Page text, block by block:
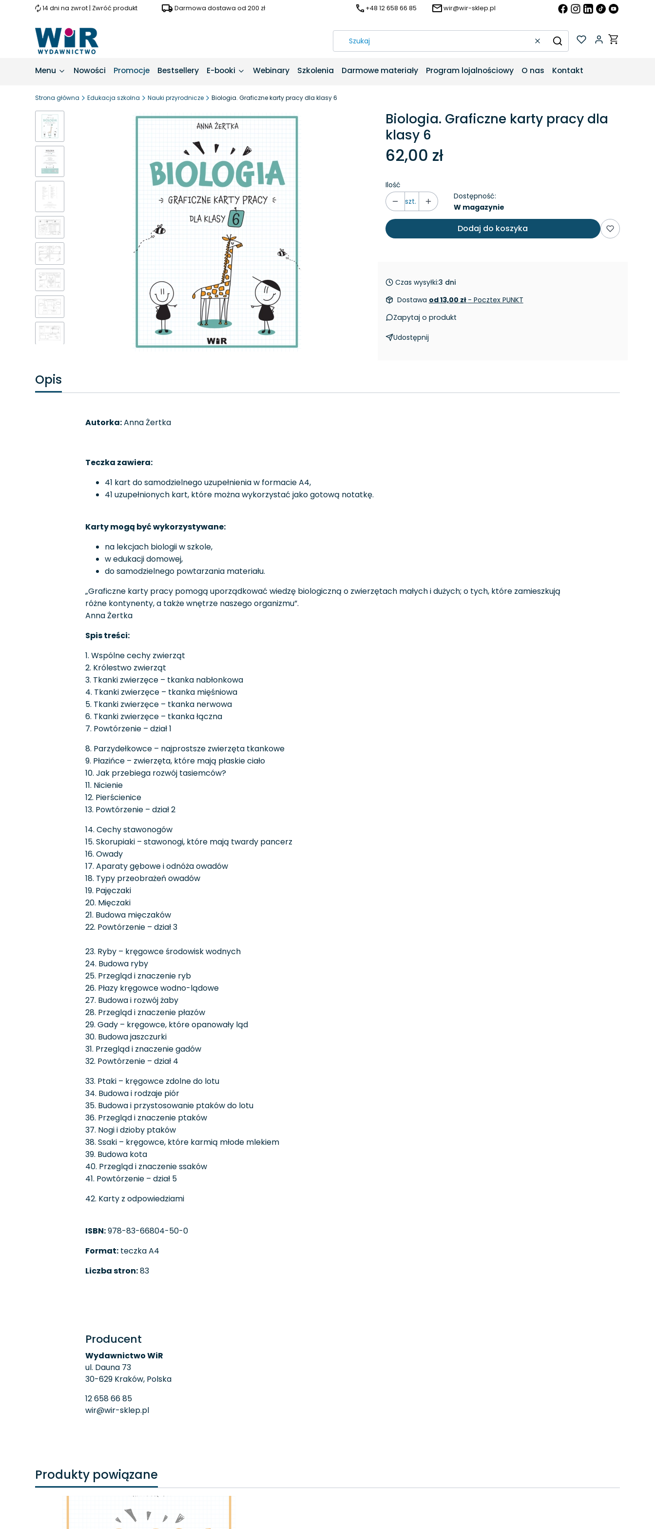
14 dni na zwrot | Zwróć produkt Darmowa dostawa od 200 zł +48 12 658 66 85 wir@wir-sklep.pl
WyczyśćSzukaj
Produkty w
Menu Nowości Promocje Bestsellery E-booki Webinary Szkolenia Darmowe materiały Program lojalnościowy O nas Kontakt
Strona główna Edukacja szkolna Nauki przyrodnicze Biologia. Graficzne karty pracy dla klasy 6
Biologia. Graficzne karty pracy dla
klasy 6
62,00 zł
Ilość
szt.
Dostępność:
W magazynie
Dodaj do koszyka
Czas wysyłki:3 dni
Dostawa od 13,00 zł - Pocztex PUNKT
Zapytaj o produkt
Udostępnij
Opis
Autorka:Anna Żertka
Teczka zawiera:
41 kart do samodzielnego uzupełnienia w formacie A4,
41 uzupełnionych kart, które można wykorzystać jako gotową notatkę.
Karty mogą być wykorzystywane:
na lekcjach biologii w szkole,
w edukacji domowej,
do samodzielnego powtarzania materiału.
„Graficzne karty pracy pomogą uporządkować wiedzę biologiczną o zwierzętach małych i dużych; o tych, które zamieszkują
różne kontynenty, a także wnętrze naszego organizmu”.
Anna Żertka
Spis treści:
1. Wspólne cechy zwierząt
2. Królestwo zwierząt
3. Tkanki zwierzęce – tkanka nabłonkowa
4. Tkanki zwierzęce – tkanka mięśniowa
5. Tkanki zwierzęce – tkanka nerwowa
6. Tkanki zwierzęce – tkanka łączna
7. Powtórzenie – dział 1
8. Parzydełkowce – najprostsze zwierzęta tkankowe
9. Płazińce – zwierzęta, które mają płaskie ciało
10. Jak przebiega rozwój tasiemców?
11. Nicienie
12. Pierścienice
13. Powtórzenie – dział 2
14. Cechy stawonogów
15. Skorupiaki – stawonogi, które mają twardy pancerz
16. Owady
17. Aparaty gębowe i odnóża owadów
18. Typy przeobrażeń owadów
19. Pajęczaki
20. Mięczaki
21. Budowa mięczaków
22. Powtórzenie – dział 3
23. Ryby – kręgowce środowisk wodnych
24. Budowa ryby
25. Przegląd i znaczenie ryb
26. Płazy kręgowce wodno-lądowe
27. Budowa i rozwój żaby
28. Przegląd i znaczenie płazów
29. Gady – kręgowce, które opanowały ląd
30. Budowa jaszczurki
31. Przegląd i znaczenie gadów
32. Powtórzenie – dział 4
33. Ptaki – kręgowce zdolne do lotu
34. Budowa i rodzaje piór
35. Budowa i przystosowanie ptaków do lotu
36. Przegląd i znaczenie ptaków
37. Nogi i dzioby ptaków
38. Ssaki – kręgowce, które karmią młode mlekiem
39. Budowa kota
40. Przegląd i znaczenie ssaków
41. Powtórzenie – dział 5
42. Karty z odpowiedziami
ISBN:978-83-66804-50-0
Format:teczka A4
Liczba stron:83
Producent
Wydawnictwo WiR
ul. Dauna 73
30-629 Kraków, Polska
12 658 66 85
wir@wir-sklep.pl
Produkty powiązane